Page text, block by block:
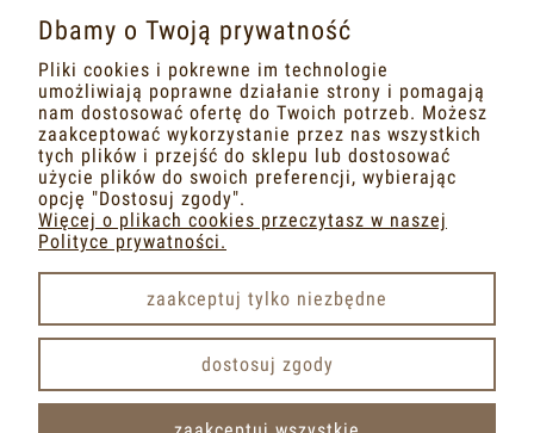
MASZ PYTANIA?
Napisz do nas na adres mailowy
dobrametka@gmail.com
lub na portalach społecznościowych
FACEBOOK INSTAGRAM
pokaż pełną wersję strony
Sklep internetowy Shoper.pl
Dbamy o Twoją prywatność
Pliki cookies i pokrewne im technologie
umożliwiają poprawne działanie strony i pomagają
nam dostosować ofertę do Twoich potrzeb. Możesz
zaakceptować wykorzystanie przez nas wszystkich
tych plików i przejść do sklepu lub dostosować
użycie plików do swoich preferencji, wybierając
opcję "Dostosuj zgody".
Więcej o plikach cookies przeczytasz w naszej
Polityce prywatności.
zaakceptuj tylko niezbędne
dostosuj zgody